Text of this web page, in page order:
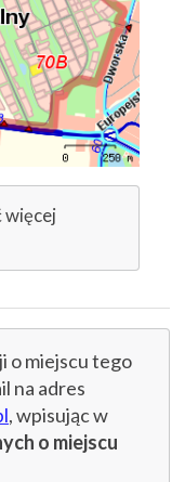
więcej
o miejscu tego
na adres
, wpisując w
o miejscu